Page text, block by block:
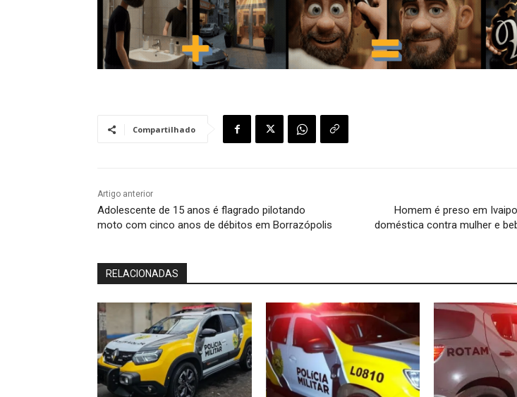
Compartilhado
Artigo anterior
Adolescente de 15 anos é flagrado pilotando
moto com cinco anos de débitos em Borrazópolis
Homem é preso em
doméstica contra mulher e
RELACIONADAS